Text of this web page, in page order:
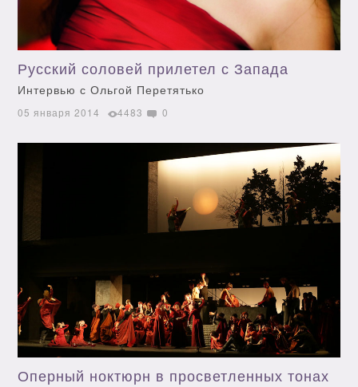
Русский соловей прилетел с Запада
Интервью с Ольгой Перетятько
05 января 2014 4483 0
Оперный ноктюрн в просветленных тонах